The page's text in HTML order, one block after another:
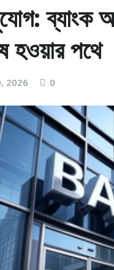
ব্যাংক
হওয়ার পথে
2026 0